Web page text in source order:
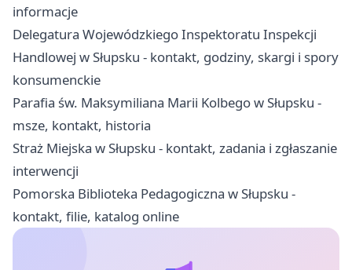
informacje
Delegatura Wojewódzkiego Inspektoratu Inspekcji
Handlowej w Słupsku - kontakt, godziny, skargi i spory
konsumenckie
Parafia św. Maksymiliana Marii Kolbego w Słupsku -
msze, kontakt, historia
Straż Miejska w Słupsku - kontakt, zadania i zgłaszanie
interwencji
Pomorska Biblioteka Pedagogiczna w Słupsku -
kontakt, filie, katalog online